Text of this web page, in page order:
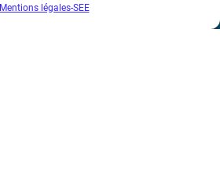
Mentions légales-SEE